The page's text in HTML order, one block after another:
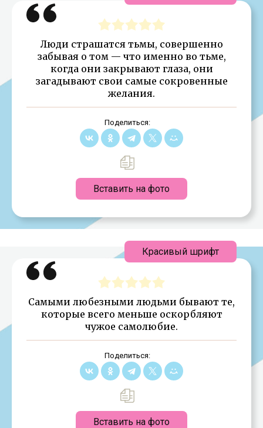
Люди страшатся тьмы, совершенно
забывая о том — что именно во тьме,
когда они закрывают глаза, они
загадывают свои самые сокровенные
желания.
Поделиться:
Вставить на фото
Самыми любезными людьми бывают те,
которые всего меньше оскорбляют
чужое самолюбие.
Поделиться:
Вставить на фото
Красивый шрифт